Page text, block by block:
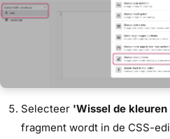
Selecteer 'Wissel de
fragment wordt in de CSS-